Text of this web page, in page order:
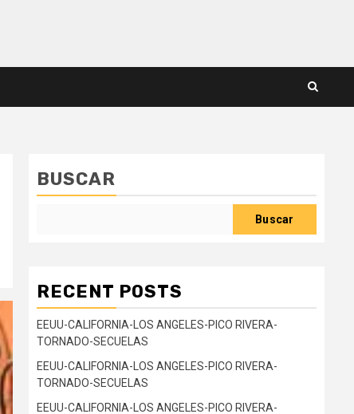
BUSCAR
Buscar
RECENT POSTS
EEUU-CALIFORNIA-LOS ANGELES-PICO RIVERA-
TORNADO-SECUELAS
EEUU-CALIFORNIA-LOS ANGELES-PICO RIVERA-
TORNADO-SECUELAS
EEUU-CALIFORNIA-LOS ANGELES-PICO RIVERA-